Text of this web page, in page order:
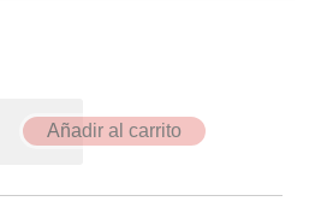
Añadir al carrito